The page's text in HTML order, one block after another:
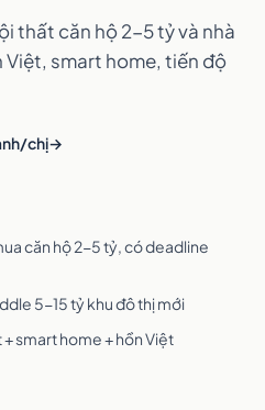
thất căn hộ 2-5 tỷ và nhà
smart home, tiến độ
chị
căn hộ 2-5 tỷ, có deadline
5-15 tỷ khu đô thị mới
smart home + hồn Việt